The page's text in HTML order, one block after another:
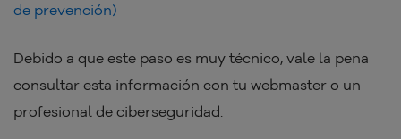
de prevención)
Debido a que este paso es muy técnico, vale la pena
consultar esta información con tu webmaster o un
profesional de ciberseguridad.